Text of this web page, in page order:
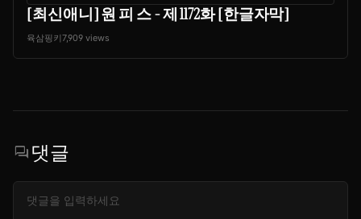
[최신애니] 원 피 스 - 제 1172화 [한글자막]
육삼핑키7,909 views
forum댓글